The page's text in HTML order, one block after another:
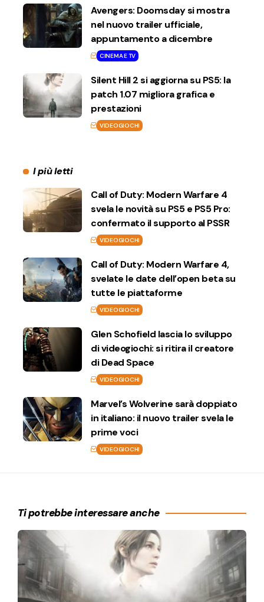
Avengers: Doomsday si mostra
nel nuovo trailer ufficiale,
appuntamento a dicembre
CINEMA E TV
Silent Hill 2 si aggiorna su PS5: la
patch 1.07 migliora grafica e
prestazioni
VIDEOGIOCHI
I più letti
Call of Duty: Modern Warfare 4
svela le novità su PS5 e PS5 Pro:
confermato il supporto al PSSR
VIDEOGIOCHI
Call of Duty: Modern Warfare 4,
svelate le date dell’open beta su
tutte le piattaforme
VIDEOGIOCHI
Glen Schofield lascia lo sviluppo
di videogiochi: si ritira il creatore
di Dead Space
VIDEOGIOCHI
Marvel’s Wolverine sarà doppiato
in italiano: il nuovo trailer svela le
prime voci
VIDEOGIOCHI
Ti potrebbe interessare anche